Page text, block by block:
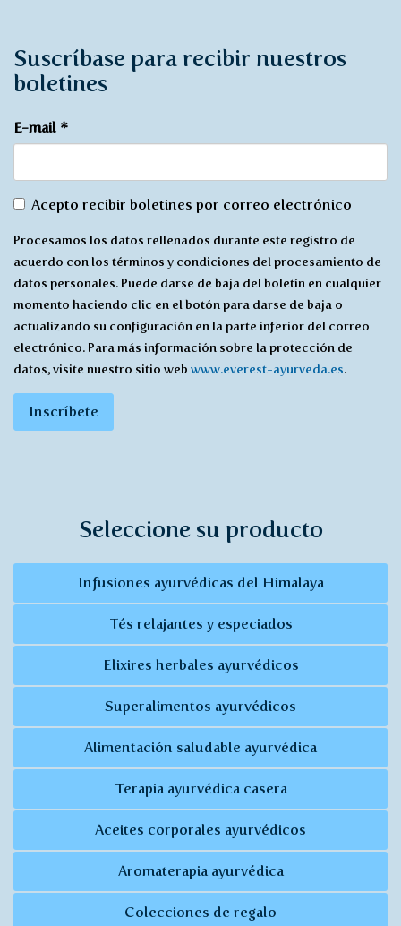
Suscríbase para recibir nuestros
boletines
E-mail *
De
con
recibir
*
Acepto recibir boletines por correo electrónico
Procesamos los datos rellenados durante este registro de
acuerdo con los términos y condiciones del procesamiento de
datos personales. Puede darse de baja del boletín en cualquier
momento haciendo clic en el botón para darse de baja o
actualizando su configuración en la parte inferior del correo
electrónico. Para más información sobre la protección de
datos, visite nuestro sitio web www.everest-ayurveda.es.
Inscríbete
Seleccione su producto
Infusiones ayurvédicas del Himalaya
Tés relajantes y especiados
Elixires herbales ayurvédicos
Superalimentos ayurvédicos
Alimentación saludable ayurvédica
Terapia ayurvédica casera
Aceites corporales ayurvédicos
Aromaterapia ayurvédica
Colecciones de regalo